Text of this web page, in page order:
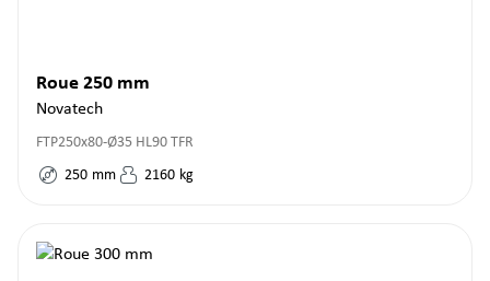
Roue 250 mm
Novatech
FTP250x80-Ø35 HL90 TFR
250 mm 2160 kg